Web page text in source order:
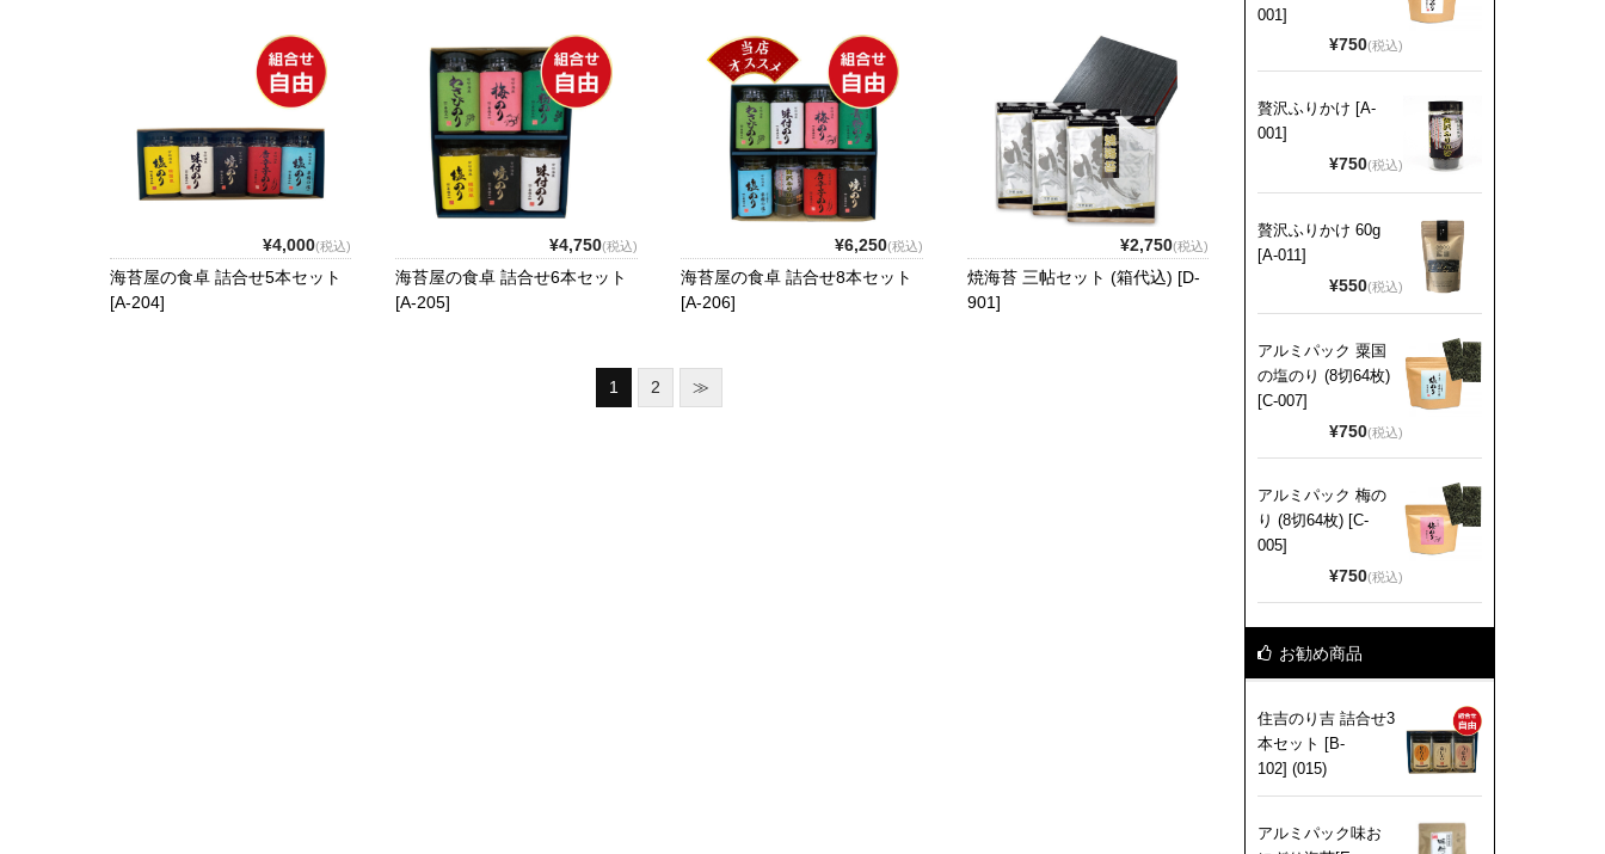
¥4,000(税込)
海苔屋の食卓 詰合せ5本セット
[A-204]
¥4,750(税込)
海苔屋の食卓 詰合せ6本セット
[A-205]
¥6,250(税込)
海苔屋の食卓 詰合せ8本セット
[A-206]
¥2,750(税込)
焼海苔 三帖セット (箱代込) [D-
901]
1 2 ≫
001]
¥750(税込)
贅沢ふりかけ [A-
001]
¥750(税込)
贅沢ふりかけ 60g
[A-011]
¥550(税込)
アルミパック 粟国
の塩のり (8切64枚)
[C-007]
¥750(税込)
アルミパック 梅の
り (8切64枚) [C-
005]
¥750(税込)
お勧め商品
住吉のり吉 詰合せ3
本セット [B-
102] (015)
アルミパック味お